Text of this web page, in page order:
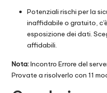
Potenziali rischi per la
inaffidabile o gratuito,
esposizione dei dati.
affidabili.
Nota:Incontro Errore del
Provate a risolverlo con 11